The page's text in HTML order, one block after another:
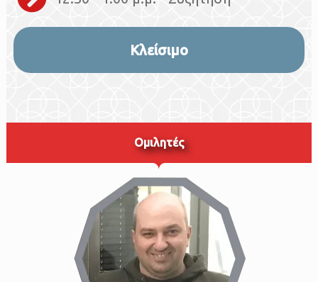
Κλείσιμο
Oμιλητές